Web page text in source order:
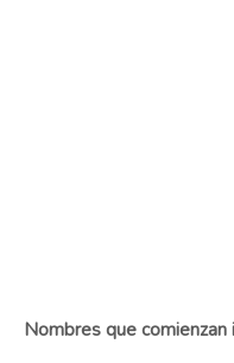
Nombres que comienzan